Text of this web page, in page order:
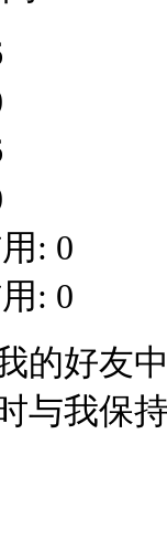
: 0
: 0
的好友
与我保